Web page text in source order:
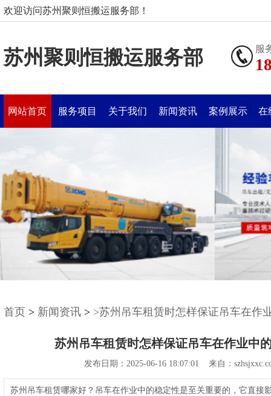
欢迎访问苏州聚则恒搬运服务部！
苏州聚则恒搬运服务部 服
网站首页 服务项目 关于我们 新闻资讯 案例展示 在
首页 > 新闻资讯 > >苏州吊车租赁时怎样保证吊车在作
苏州吊车租赁时怎样保证吊车在作业中
发布日期：2025-06-16 18:07:01 来自：
苏州吊车租赁哪家好？吊车在作业中的稳定性是至关重要的，它直接